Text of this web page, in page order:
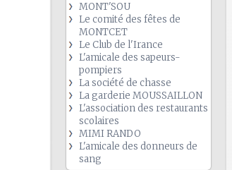
MONT'SOU
Le comité des fêtes de
MONTCET
Le Club de l'Irance
L'amicale des sapeurs-
pompiers
La société de chasse
La garderie MOUSSAILLON
L'association des restaurants
scolaires
MIMI RANDO
L'amicale des donneurs de
sang